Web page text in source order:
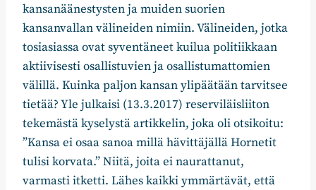
kansanäänestysten ja muiden suorien
kansanvallan välineiden nimiin. Välineiden, jotka
tosiasiassa ovat syventäneet kuilua politiikkaan
aktiivisesti osallistuvien ja osallistumattomien
välillä. Kuinka paljon kansan ylipäätään tarvitsee
tietää? Yle julkaisi (13.3.2017) reserviläisliiton
tekemästä kyselystä artikkelin, joka oli otsikoitu:
”Kansa ei osaa sanoa millä hävittäjällä Hornetit
tulisi korvata.” Niitä, joita ei naurattanut,
varmasti itketti. Lähes kaikki ymmärtävät, että